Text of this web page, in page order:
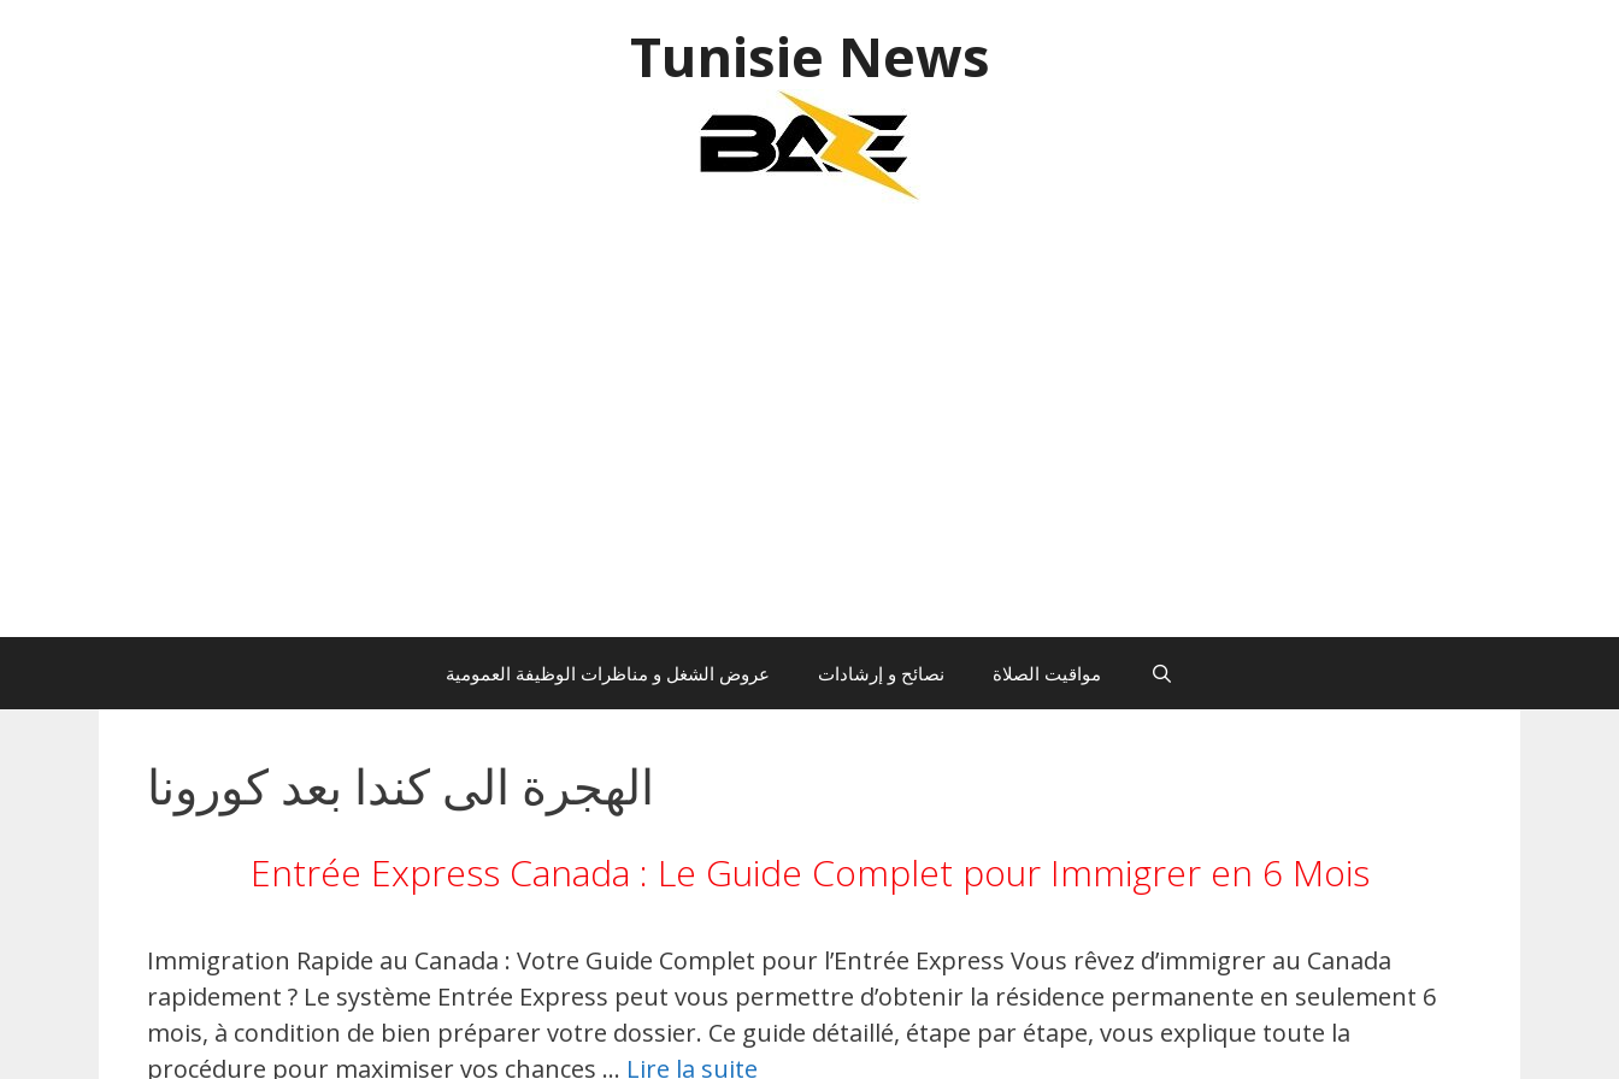
Tunisie News
عروض الشغل و مناظرات الوظيفة العمومية نصائح و إرشادات مواقيت الصلاة
الهجرة الى كندا بعد كورونا
Entrée Express Canada : Le Guide Complet pour Immigrer en 6 Mois
Immigration Rapide au Canada : Votre Guide Complet pour l’Entrée Express Vous rêvez d’immigrer au Canada
rapidement ? Le système Entrée Express peut vous permettre d’obtenir la résidence permanente en seulement 6
mois, à condition de bien préparer votre dossier. Ce guide détaillé, étape par étape, vous explique toute la
procédure pour maximiser vos chances … Lire la suite